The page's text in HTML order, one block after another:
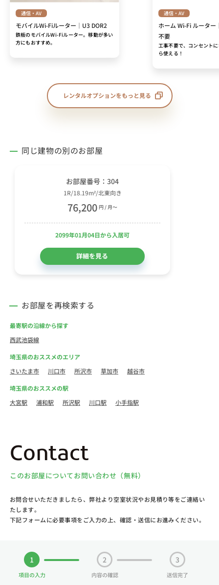
通信・AV
モバイルWi-Fiルーター｜U3 DOR2
鉄板のモバイルWi-Fiルーター。移動が多い
方にもおすすめ。
通信・AV
ホーム Wi-Fi ルータ
不要
工事不要で、コンセント
ら使える！
レンタルオプションをもっと見る
同じ建物の別のお部屋
お部屋番号：304
1R/18.19m²/北東向き
76,200 円 / 月〜
2099年01月04日から入居可
詳細を見る
お部屋を再検索する
最寄駅の沿線から探す
西武池袋線
埼玉県のおススメのエリア
さいたま市
川口市 所沢市 草加市 越谷市
埼玉県のおススメの駅
大宮駅
浦和駅 所沢駅 川口駅 小手指駅
Contact
このお部屋についてお問い合わせ（無料）
お問合せいただきましたら、弊社より空室状況やお見積り等をご連絡い
たします。
下記フォームに必要事項をご入力の上、確認・送信にお進みください。
1
項目の入力
2
内容の確認
3
送信完了